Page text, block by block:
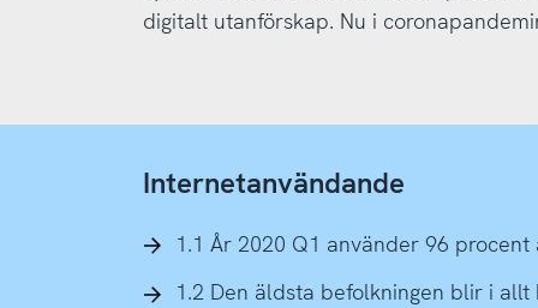
digitalt utanförskap. Nu i
Internetanvändande
1.1 År 2020 Q1 använder 96
1.2 Den äldsta befolkningen blir i allt